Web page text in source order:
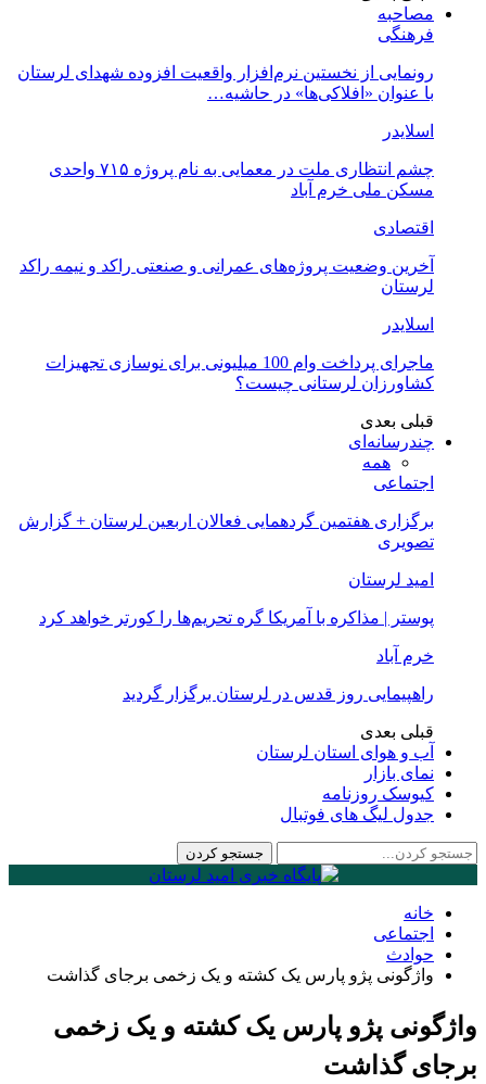
مصاحبه
فرهنگی
رونمایی از نخستین نرم‌افزار واقعیت افزوده شهدای لرستان
با عنوان «افلاکی‌ها» در حاشیه…
اسلایدر
چشم انتظاری ملت در معمایی به نام پروژه ۷۱۵ واحدی
مسکن ملی خرم آباد
اقتصادی
آخرین وضعیت پروژه‌های عمرانی و صنعتی راکد و نیمه راکد
لرستان
اسلایدر
ماجرای پرداخت وام 100 میلیونی برای نوسازی تجهیزات
کشاورزان لرستانی چیست؟
قبلی بعدی
چندرسانه‌ای
همه
اجتماعی
برگزاری هفتمین گردهمایی فعالان اربعین لرستان + گزارش
تصویری
امید لرستان
پوستر | مذاکره با آمریکا گره تحریم‌ها را کورتر خواهد کرد
خرم آباد
راهپیمایی روز قدس در لرستان برگزار گردید
قبلی بعدی
آب و هوای استان لرستان
نمای بازار
کیوسک روزنامه
جدول لیگ های فوتبال
خانه
اجتماعی
حوادث
واژگونی پژو پارس یک کشته و یک زخمی برجای گذاشت
واژگونی پژو پارس یک کشته و یک زخمی
برجای گذاشت